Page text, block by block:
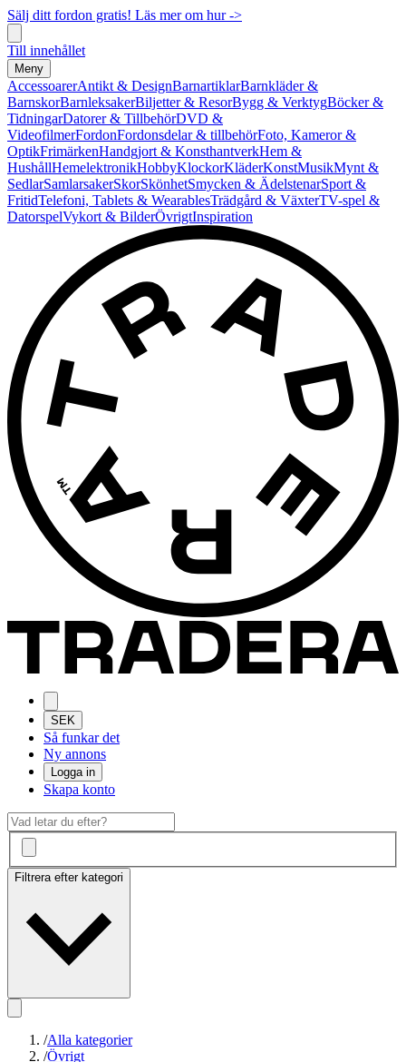
Sälj ditt fordon gratis! Läs mer om hur ->
Till innehållet
Meny
AccessoarerAntikt & DesignBarnartiklarBarnkläder &
BarnskorBarnleksakerBiljetter & ResorBygg & VerktygBöcker &
TidningarDatorer & TillbehörDVD &
VideofilmerFordonFordonsdelar & tillbehörFoto, Kameror &
OptikFrimärkenHandgjort & KonsthantverkHem &
HushållHemelektronikHobbyKlockorKläderKonstMusikMynt &
SedlarSamlarsakerSkorSkönhetSmycken & ÄdelstenarSport &
FritidTelefoni, Tablets & WearablesTrädgård & VäxterTV-spel &
DatorspelVykort & BilderÖvrigtInspiration
SEK
Så funkar det
Ny annons
Logga in
Skapa konto
Filtrera efter kategori
/Alla kategorier
/Övrigt